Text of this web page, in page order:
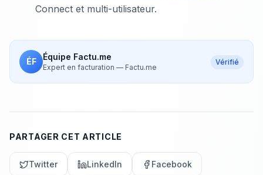
Connect et multi-utilisateur.
ÉF Équipe Factu.me
Expert en facturation — Factu.me
Vérifié
PARTAGER CET ARTICLE
Twitter LinkedIn Facebook